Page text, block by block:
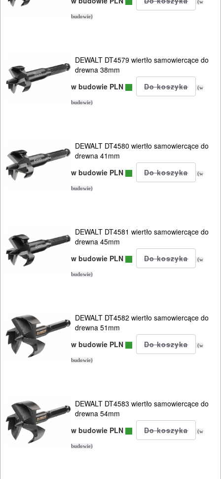
Do
pistoletów
do
silikonu
Do
PROXXON
Do
strugów
i
szlif.
225mm
KG
(w
budowie)
DEWALT DT4579 wiertło samowiercące do
drewna 38mm
w budowie PLN
(w
budowie)
DEWALT DT4580 wiertło samowiercące do
drewna 41mm
w budowie PLN
(w
budowie)
DEWALT DT4581 wiertło samowiercące do
drewna 45mm
w budowie PLN
(w
budowie)
DEWALT DT4582 wiertło samowiercące do
drewna 51mm
w budowie PLN
(w
budowie)
DEWALT DT4583 wiertło samowiercące do
drewna 54mm
w budowie PLN
(w
budowie)